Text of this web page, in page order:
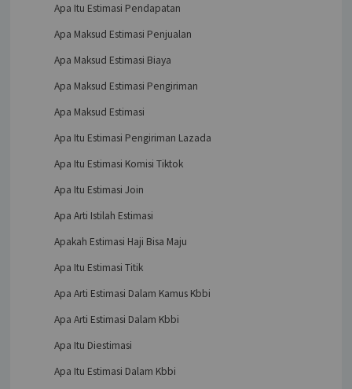
Apa Itu Estimasi Pendapatan
Apa Maksud Estimasi Penjualan
Apa Maksud Estimasi Biaya
Apa Maksud Estimasi Pengiriman
Apa Maksud Estimasi
Apa Itu Estimasi Pengiriman Lazada
Apa Itu Estimasi Komisi Tiktok
Apa Itu Estimasi Join
Apa Arti Istilah Estimasi
Apakah Estimasi Haji Bisa Maju
Apa Itu Estimasi Titik
Apa Arti Estimasi Dalam Kamus Kbbi
Apa Arti Estimasi Dalam Kbbi
Apa Itu Diestimasi
Apa Itu Estimasi Dalam Kbbi